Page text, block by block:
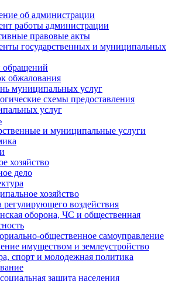
об администрации
работы администрации
правовые акты
государственных и муниципальных
обжалования
муниципальных услуг
схемы предоставления
услуг
и муниципальные услуги
хозяйство
дело
хозяйство
регулирующего воздействия
оборона, ЧС и общественная
общественное самоуправление
имуществом и землеустройство
спорт и молодежная политика
защита населения